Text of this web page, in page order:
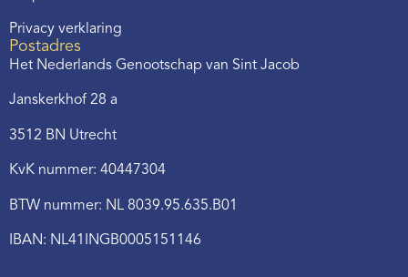
Privacy verklaring
Postadres
Het Nederlands Genootschap van Sint Jacob
Janskerkhof 28 a
3512 BN Utrecht
KvK nummer: 40447304
BTW nummer: NL 8039.95.635.B01
IBAN: NL41INGB0005151146